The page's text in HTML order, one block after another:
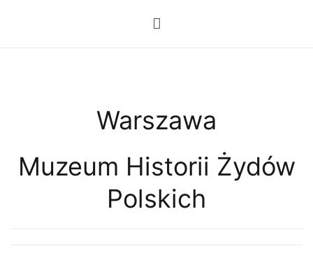
Warszawa
Muzeum Historii Żydów
Polskich